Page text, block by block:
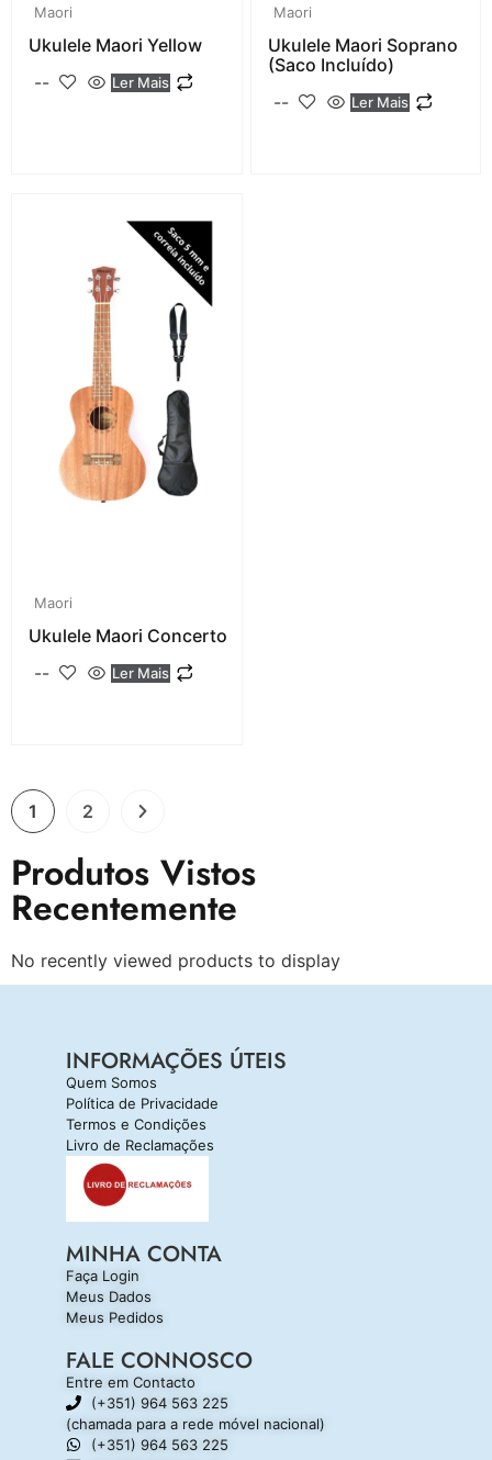
Maori
Ukulele Maori Yellow
--
Ler Mais
Maori
Ukulele Maori Soprano
(saco Incluído)
--
Ler Mais
Maori
Ukulele Maori Concerto
--
Ler Mais
1 2
Produtos Vistos
Recentemente
No recently viewed products to display
INFORMAÇÕES ÚTEIS
Quem Somos
Política de Privacidade
Termos e Condições
Livro de Reclamações
MINHA CONTA
Faça Login
Meus Dados
Meus Pedidos
FALE CONNOSCO
Entre em Contacto
(+351) 964 563 225
(chamada para a rede móvel nacional)
(+351) 964 563 225